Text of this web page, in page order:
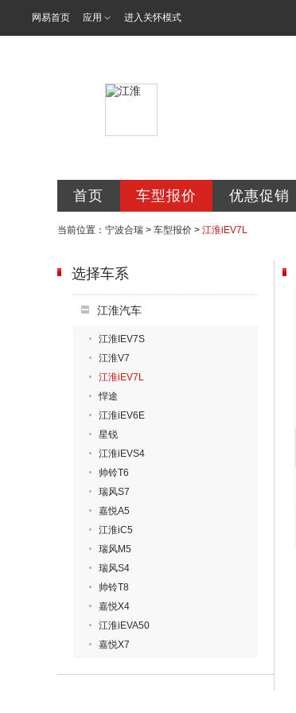
网易首页 应用 进入关怀模式
首页 车型报价 优惠促销
当前位置： 宁波合瑞 > 车型报价 > 江淮iEV7L
选择车系
江淮汽车
江淮IEV7S
江淮V7
江淮iEV7L
悍途
江淮iEV6E
星锐
江淮iEVS4
帅铃T6
瑞风S7
嘉悦A5
江淮iC5
瑞风M5
瑞风S4
帅铃T8
嘉悦X4
江淮iEVA50
嘉悦X7